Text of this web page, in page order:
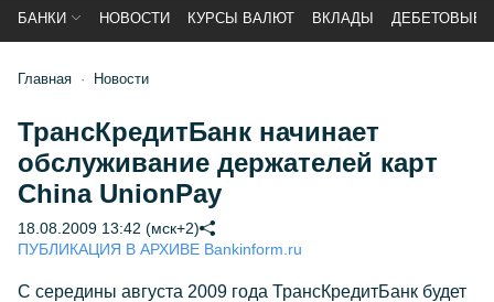
БАНКИ НОВОСТИ КУРСЫ ВАЛЮТ ВКЛАДЫ ДЕБЕТОВЫЕ
Главная Новости
ТрансКредитБанк начинает
обслуживание держателей карт
China UnionPay
18.08.2009 13:42 (мск+2)
ПУБЛИКАЦИЯ В АРХИВЕ Bankinform.ru
С середины августа 2009 года ТрансКредитБанк будет